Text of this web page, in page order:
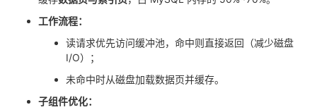
发
Programs
的
工作流程：
读请求优先访问缓冲池，命中则直接返回（减少磁盘
I/O）；
未命中时从磁盘加载数据页并缓存。
子组件优化：